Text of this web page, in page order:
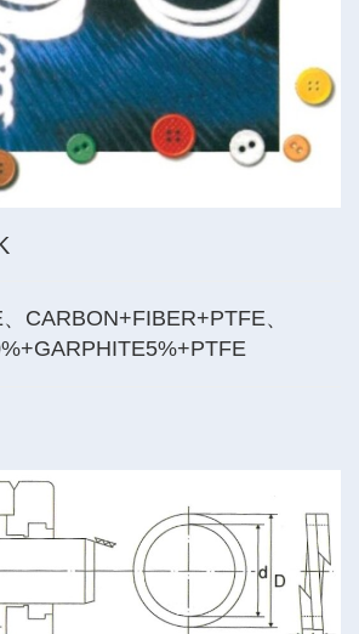
CARBON+FIBER+PTFE、